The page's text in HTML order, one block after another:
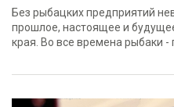
Без рыбацких предприятий
прошлое, настоящее и
края. Во все времена рыбаки -